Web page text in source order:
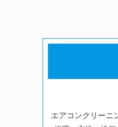
エアコンクリーニ